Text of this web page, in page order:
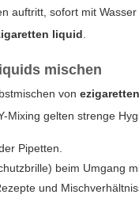
auftritt, sofort mit
liquid
mischen
von
Mixing gelten strenge
Pipetten.
beim Umgang
und